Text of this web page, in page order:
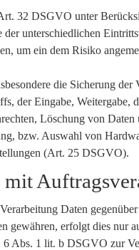
32 DSGVO unter
unterschiedlichen
um ein dem Risiko
die Sicherung
der Eingabe,
Löschung von
bzw. Auswahl von
(Art. 25 DSGVO).
mit
Daten
gewähren, erfolgt dies nur
6 Abs. 1 lit. b DSGVO zur